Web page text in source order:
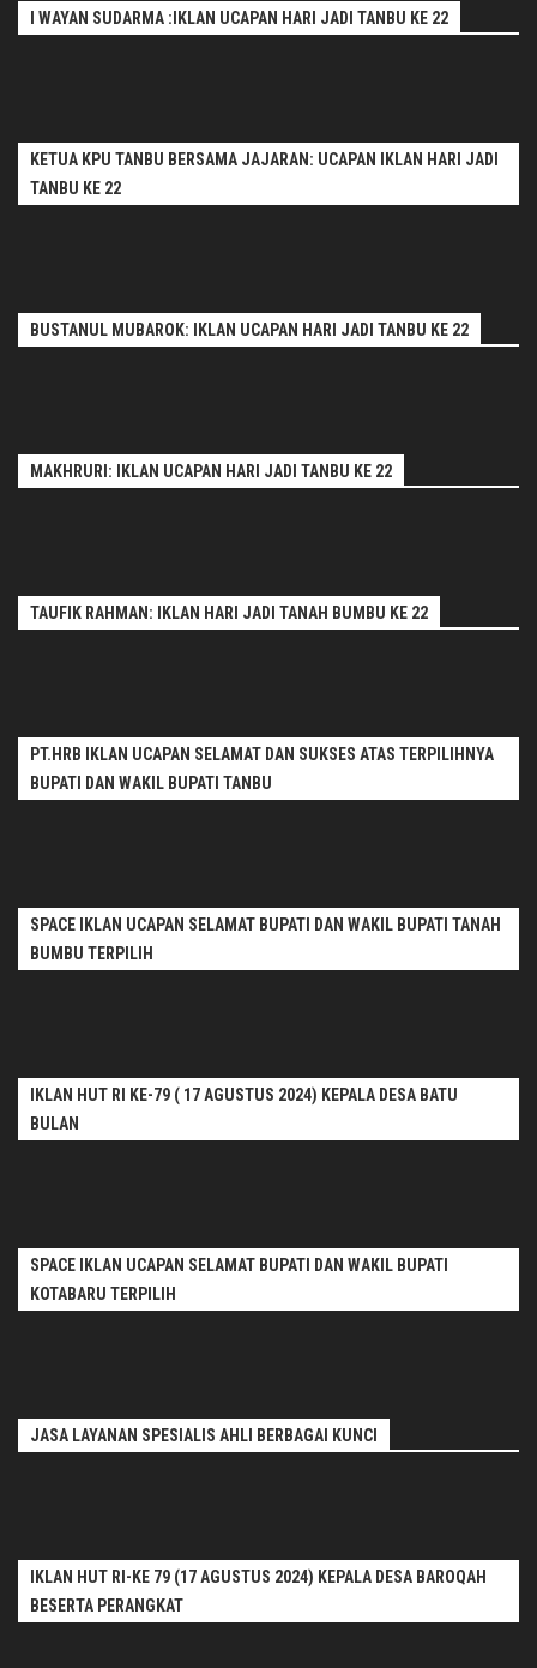
I WAYAN SUDARMA :IKLAN UCAPAN HARI JADI TANBU KE 22
KETUA KPU TANBU BERSAMA JAJARAN: UCAPAN IKLAN HARI JADI
TANBU KE 22
BUSTANUL MUBAROK: IKLAN UCAPAN HARI JADI TANBU KE 22
MAKHRURI: IKLAN UCAPAN HARI JADI TANBU KE 22
TAUFIK RAHMAN: IKLAN HARI JADI TANAH BUMBU KE 22
PT.HRB IKLAN UCAPAN SELAMAT DAN SUKSES ATAS TERPILIHNYA
BUPATI DAN WAKIL BUPATI TANBU
SPACE IKLAN UCAPAN SELAMAT BUPATI DAN WAKIL BUPATI TANAH
BUMBU TERPILIH
IKLAN HUT RI KE-79 ( 17 AGUSTUS 2024) KEPALA DESA BATU
BULAN
SPACE IKLAN UCAPAN SELAMAT BUPATI DAN WAKIL BUPATI
KOTABARU TERPILIH
JASA LAYANAN SPESIALIS AHLI BERBAGAI KUNCI
IKLAN HUT RI-KE 79 (17 AGUSTUS 2024) KEPALA DESA BAROQAH
BESERTA PERANGKAT